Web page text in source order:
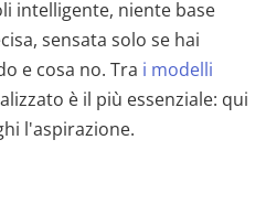
intelligente, niente base
sensata solo se hai
e cosa no. Tra i modelli
è il più essenziale: qui
l'aspirazione.